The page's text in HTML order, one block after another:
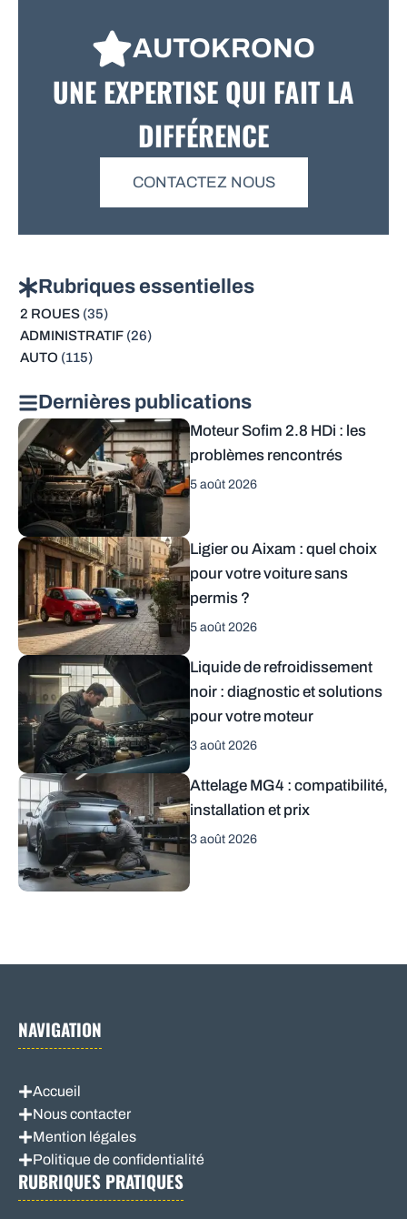
AUTOKRONO
UNE EXPERTISE QUI FAIT LA
DIFFÉRENCE
CONTACTEZ NOUS
Rubriques essentielles
2 ROUES(35)
ADMINISTRATIF(26)
AUTO (115)
Dernières publications
Moteur Sofim 2.8 HDi : les
problèmes rencontrés
5 août 2026
Ligier ou Aixam : quel choix
pour votre voiture sans
permis ?
5 août 2026
Liquide de refroidissement
noir : diagnostic et solutions
pour votre moteur
3 août 2026
Attelage MG4 : compatibilité,
installation et prix
3 août 2026
NAVIGATION
Accueil
Nous contacter
Mention légales
Politique de confidentialité
RUBRIQUES PRATIQUES